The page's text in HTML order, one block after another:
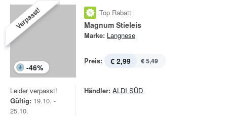
Verpasst!
-46%
Top Rabatt
Magnum Stieleis
Marke: Langnese
Preis: € 2,99 € 5,49
Leider verpasst!
Gültig: 19.10. -
25.10.
Händler: ALDI SÜD